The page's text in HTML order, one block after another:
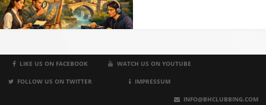
LIKE US ON FACEBOOK WATCH US ON YOUTUBE
FOLLOW US ON TWITTER IMPRESSUM
INFO@BHCLUBBING.COM